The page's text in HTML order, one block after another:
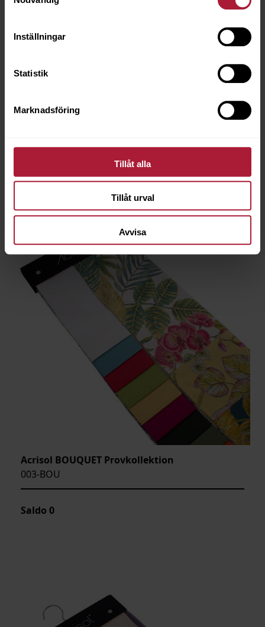
Inställningar
Statistik
Marknadsföring
Tillåt alla
Tillåt urval
Avvisa
Acrisol BOUQUET Provkollektion
003-BOU
Saldo 0